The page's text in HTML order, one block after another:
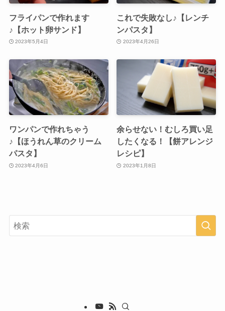
フライパンで作れます
♪【ホット卵サンド】
2023年5月4日
これで失敗なし♪【レンチ
ンパスタ】
2023年4月26日
ワンパンで作れちゃう
♪【ほうれん草のクリーム
パスタ】
2023年4月6日
余らせない！むしろ買い足
したくなる！【餅アレンジ
レシピ】
2023年1月8日